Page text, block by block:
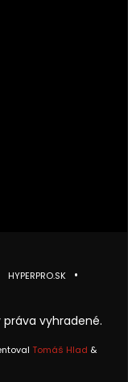
HYPERPRO.SK
práva vyhradené.
Tomáš Hlad &